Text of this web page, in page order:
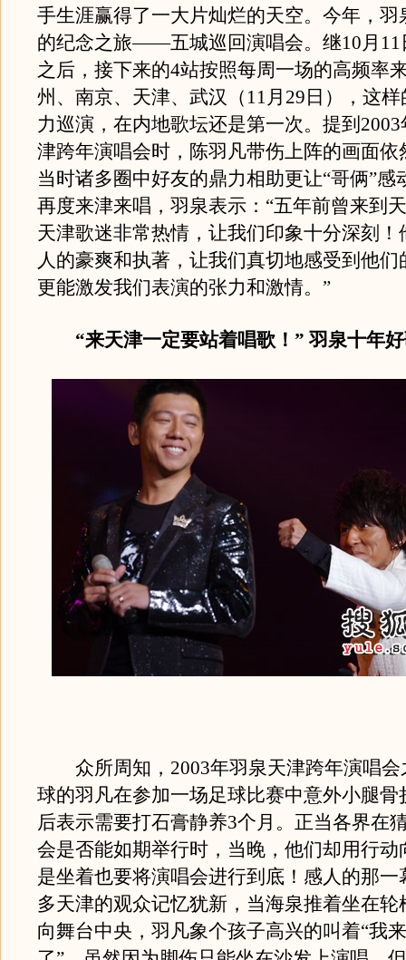
手生涯赢得了一大片灿烂的天空。今年，羽
的纪念之旅——五城巡回演唱会。继10月11
之后，接下来的4站按照每周一场的高频率
州、南京、天津、武汉（11月29日），这样
力巡演，在内地歌坛还是第一次。提到2003
津跨年演唱会时，陈羽凡带伤上阵的画面依
当时诸多圈中好友的鼎力相助更让“哥俩”感
再度来津来唱，羽泉表示：“五年前曾来到
天津歌迷非常热情，让我们印象十分深刻！
人的豪爽和执著，让我们真切地感受到他们
更能激发我们表演的张力和激情。”
“来天津一定要站着唱歌！” 羽泉十年好
众所周知，2003年羽泉天津跨年演唱会
球的羽凡在参加一场足球比赛中意外小腿骨
后表示需要打石膏静养3个月。正当各界在
会是否能如期举行时，当晚，他们却用行动
是坐着也要将演唱会进行到底！感人的那一
多天津的观众记忆犹新，当海泉推着坐在轮
向舞台中央，羽凡象个孩子高兴的叫着“我